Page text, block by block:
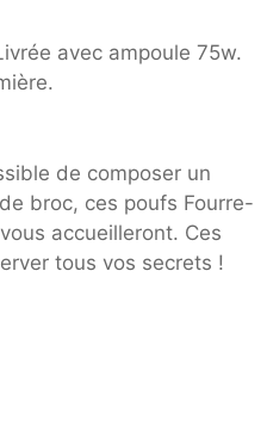
avec ampoule 75w.
de composer un
broc, ces poufs Fourre-
accueilleront. Ces
tous vos secrets !